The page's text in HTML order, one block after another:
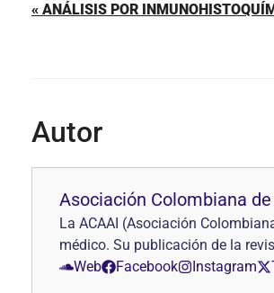
« ANÁLISIS POR
Autor
Asociación Colombiana
La ACAAI (Asociación
médico. Su publicación de la
Web
Facebook Instagram